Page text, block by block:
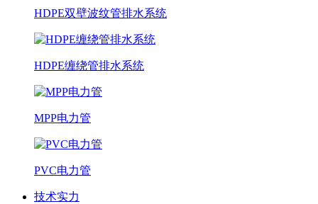
HDPE双壁波纹管排水系统
HDPE缠绕管排水系统
MPP电力管
PVC电力管
技术实力